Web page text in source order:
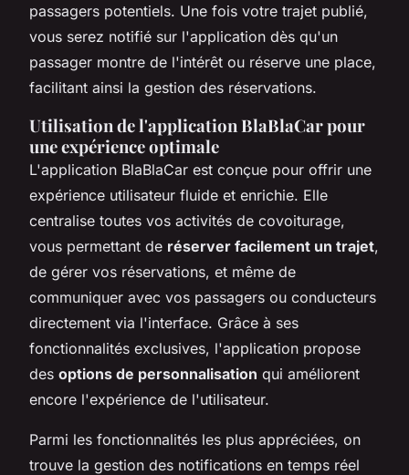
passagers potentiels. Une fois votre trajet publié,
vous serez notifié sur l'application dès qu'un
passager montre de l'intérêt ou réserve une place,
facilitant ainsi la gestion des réservations.
Utilisation de l'application BlaBlaCar pour
une expérience optimale
L'application BlaBlaCar est conçue pour offrir une
expérience utilisateur fluide et enrichie. Elle
centralise toutes vos activités de covoiturage,
vous permettant de réserver facilement un trajet,
de gérer vos réservations, et même de
communiquer avec vos passagers ou conducteurs
directement via l'interface. Grâce à ses
fonctionnalités exclusives, l'application propose
des options de personnalisation qui améliorent
encore l'expérience de l'utilisateur.
Parmi les fonctionnalités les plus appréciées, on
trouve la gestion des notifications en temps réel